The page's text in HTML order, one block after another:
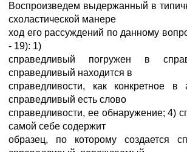
Воспроизведем выдержанный в
схоластической манере
ход его рассуждений по данному
- 19): 1)
справедливый погружен в
справедливый находится в
справедливости, как конкретное в
справедливый есть слово
справедливости, ее обнаружение; 4)
самой себе содержит
образец, по которому создается